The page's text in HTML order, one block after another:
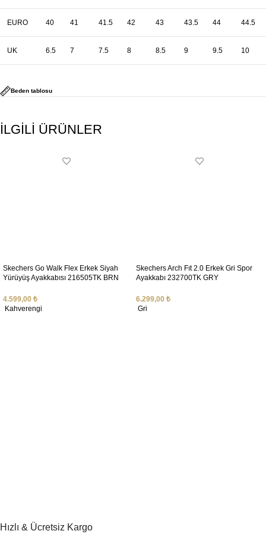
EURO 40 41 41.5 42 43 43.5 44 44.5
UK 6.5 7 7.5 8 8.5 9 9.5 10
Beden tablosu
İLGİLİ ÜRÜNLER
Skechers Go Walk Flex Erkek Siyah
Yürüyüş Ayakkabısı 216505TK BRN
4.599,00 ₺
Kahverengi
Skechers Arch Fıt 2.0 Erkek Gri Spor
Ayakkabı 232700TK GRY
6.299,00 ₺
Gri
Hızlı & Ücretsiz Kargo